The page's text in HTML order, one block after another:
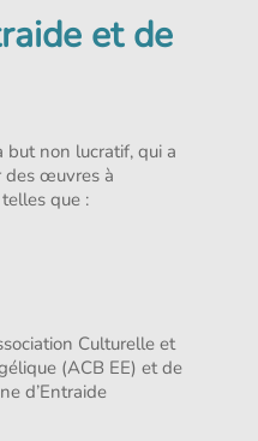
et de
but non lucratif, qui a
des œuvres à
que :
Culturelle et
(ACB EE) et de
d’Entraide